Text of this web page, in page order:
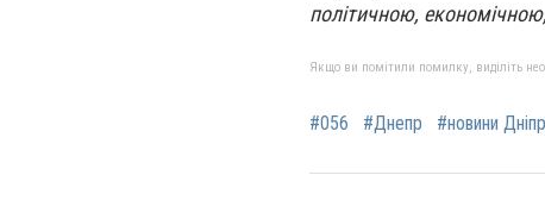
політичною,
Якщо ви помітили помилку, виділіть
#056 #Днепр #новини